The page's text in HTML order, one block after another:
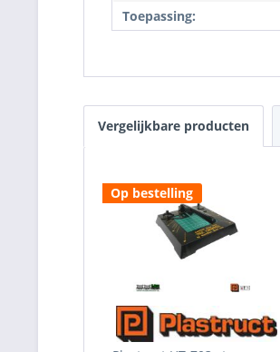
Toepassing:
Vergelijkbare producten
Op bestelling